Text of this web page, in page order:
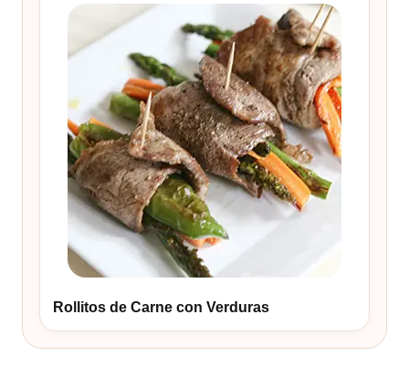
Rollitos de Carne con Verduras